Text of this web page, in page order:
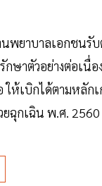
พยาบาลเอกชนรั
ษาตัวอย่างต่อเนื่
ให้เบิกได้ตามหลัก
ฉุกเฉิน พ.ศ. 2560